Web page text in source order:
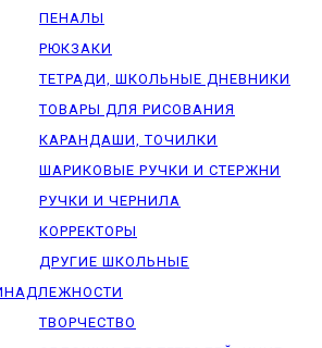
ПЕНАЛЫ
РЮКЗАКИ
ТЕТРАДИ, ШКОЛЬНЫЕ ДНЕВНИКИ
ТОВАРЫ ДЛЯ РИСОВАНИЯ
КАРАНДАШИ, ТОЧИЛКИ
ШАРИКОВЫЕ РУЧКИ И СТЕРЖНИ
РУЧКИ И ЧЕРНИЛА
КОРРЕКТОРЫ
ДРУГИЕ ШКОЛЬНЫЕ
ТВОРЧЕСТВО